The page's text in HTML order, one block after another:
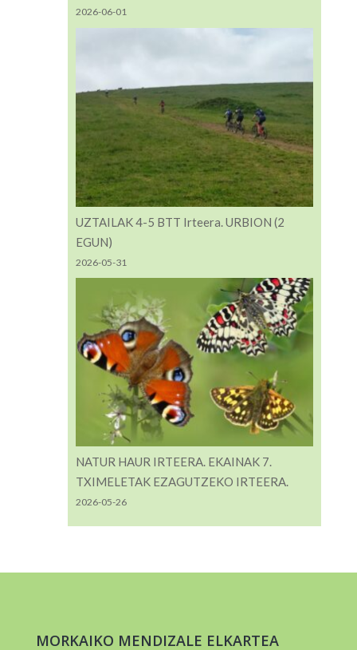
2026-06-01
UZTAILAK 4-5 BTT Irteera. URBION (2
EGUN)
2026-05-31
NATUR HAUR IRTEERA. EKAINAK 7.
TXIMELETAK EZAGUTZEKO IRTEERA.
2026-05-26
MORKAIKO MENDIZALE ELKARTEA